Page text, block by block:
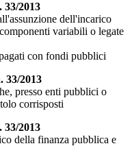
33/2013
dell'incarico
variabili o legate
con fondi pubblici
33/2013
presso enti pubblici o
corrisposti
33/2013
della finanza pubblica e